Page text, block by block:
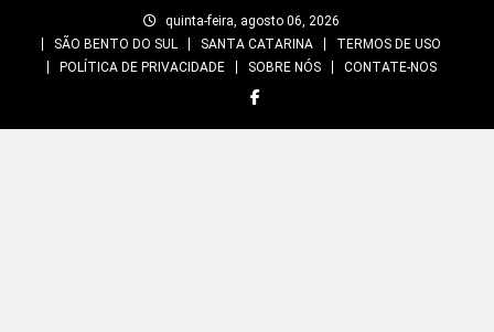
quinta-feira, agosto 06, 2026
SÃO BENTO DO SUL
SANTA CATARINA
TERMOS DE USO
POLÍTICA DE PRIVACIDADE
SOBRE NÓS CONTATE-NOS